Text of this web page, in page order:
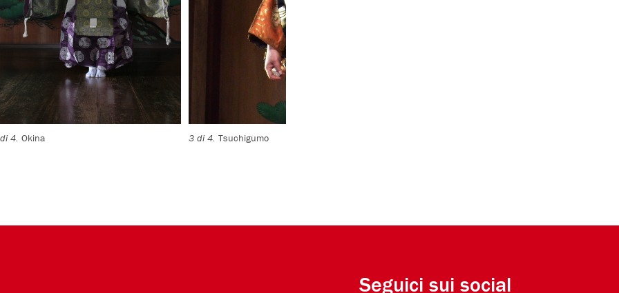
4.Okina 3 di 4. Tsuchigumo
Seguici sui social